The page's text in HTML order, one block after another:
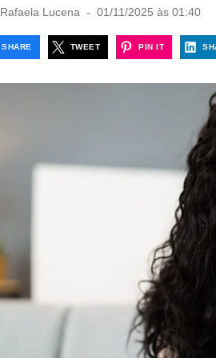
Rafaela Lucena
P
d
01/11/2025 às 01:40
SHARE TWEET PIN IT